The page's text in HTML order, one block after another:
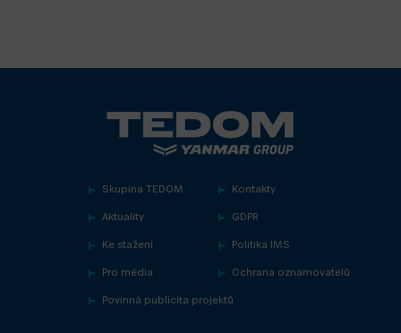
Skupina TEDOM Kontakty
Aktuality GDPR
Ke stažení Politika IMS
Pro média Ochrana oznamovatelů
Povinná publicita projektů